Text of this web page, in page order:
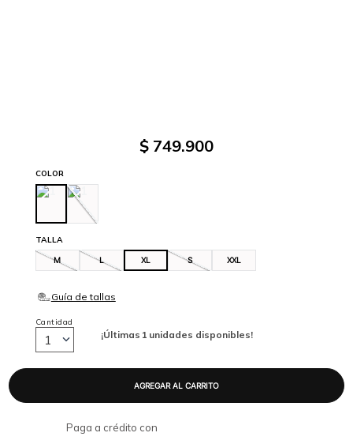
$ 749.900
TALLA
M L XL S XXL
COLOR
¡Últimas 1 unidades disponibles!
Cantidad
1
Paga a crédito con